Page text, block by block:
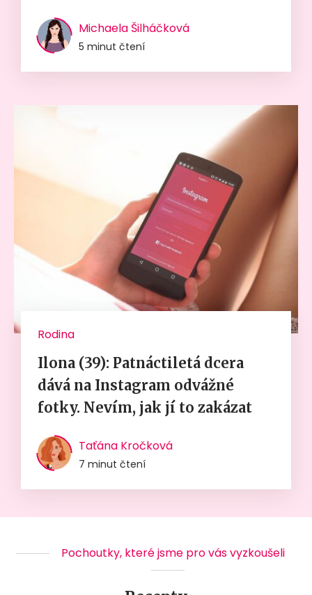
Michaela Šilháčková
5 minut čtení
Rodina
Ilona (39): Patnáctiletá dcera
dává na Instagram odvážné
fotky. Nevím, jak jí to zakázat
Taťána Kročková
7 minut čtení
Pochoutky, které jsme pro vás vyzkoušeli